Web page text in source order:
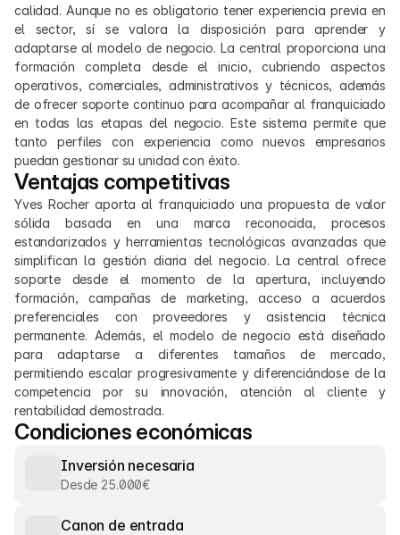
calidad. Aunque no es obligatorio tener experiencia previa en
el sector, sí se valora la disposición para aprender y
adaptarse al modelo de negocio. La central proporciona una
formación completa desde el inicio, cubriendo aspectos
operativos, comerciales, administrativos y técnicos, además
de ofrecer soporte continuo para acompañar al franquiciado
en todas las etapas del negocio. Este sistema permite que
tanto perfiles con experiencia como nuevos empresarios
puedan gestionar su unidad con éxito.
Ventajas competitivas
Yves Rocher aporta al franquiciado una propuesta de valor
sólida basada en una marca reconocida, procesos
estandarizados y herramientas tecnológicas avanzadas que
simplifican la gestión diaria del negocio. La central ofrece
soporte desde el momento de la apertura, incluyendo
formación, campañas de marketing, acceso a acuerdos
preferenciales con proveedores y asistencia técnica
permanente. Además, el modelo de negocio está diseñado
para adaptarse a diferentes tamaños de mercado,
permitiendo escalar progresivamente y diferenciándose de la
competencia por su innovación, atención al cliente y
rentabilidad demostrada.
Condiciones económicas
Inversión necesaria
Desde 25.000€
Canon de entrada